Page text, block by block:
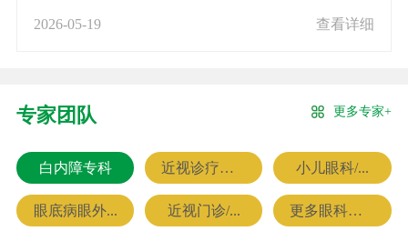
2026-05-19 查看详细
专家团队 更多专家+
白内障专科 近视诊疗专科 小儿眼科/...
眼底病眼外... 近视门诊/... 更多眼科专家